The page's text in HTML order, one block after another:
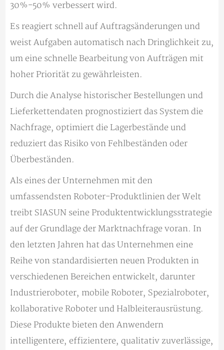
30%-50% verbessert wird.
Es reagiert schnell auf Auftragsänderungen und
weist Aufgaben automatisch nach Dringlichkeit zu,
um eine schnelle Bearbeitung von Aufträgen mit
hoher Priorität zu gewährleisten.
Durch die Analyse historischer Bestellungen und
Lieferkettendaten prognostiziert das System die
Nachfrage, optimiert die Lagerbestände und
reduziert das Risiko von Fehlbeständen oder
Überbeständen.
Als eines der Unternehmen mit den
umfassendsten Roboter-Produktlinien der Welt
treibt SIASUN seine Produktentwicklungsstrategie
auf der Grundlage der Marktnachfrage voran. In
den letzten Jahren hat das Unternehmen eine
Reihe von standardisierten neuen Produkten in
verschiedenen Bereichen entwickelt, darunter
Industrieroboter, mobile Roboter, Spezialroboter,
kollaborative Roboter und Halbleiterausrüstung.
Diese Produkte bieten den Anwendern
intelligentere, effizientere, qualitativ zuverlässige,